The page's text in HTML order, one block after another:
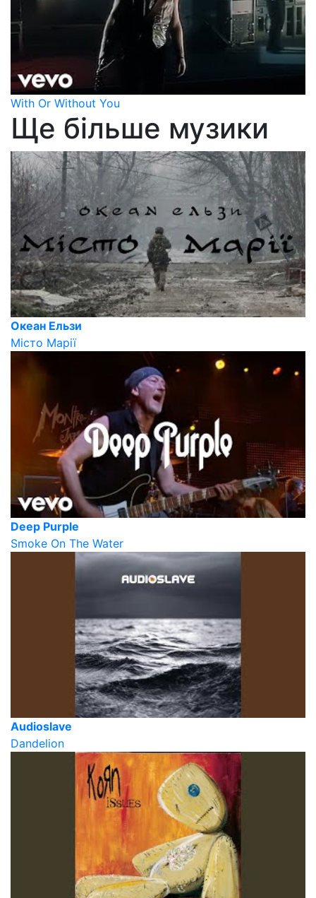
With Or Without You
Ще більше музики
Океан Ельзи
Місто Марії
Deep Purple
Smoke On The Water
Audioslave
Dandelion